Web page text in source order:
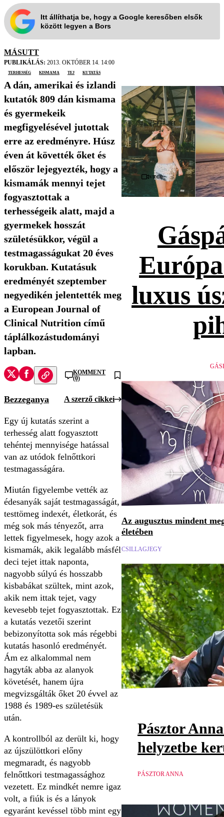
Itt állíthatja be, hogy a Google keresőben elsők
között legyen a Bors
MÁSUTT
PUBLIKÁLÁS: 2013. OKTÓBER 14. 14:00
terhesség
kismama tej kutatás
A dán, amerikai és izlandi
kutatók 809 dán kismama
és gyermekeik
megfigyelésével jutottak
erre az eredményre. Húsz
éven át követték őket és
először lejegyezték, hogy a
kismamák mennyi tejet
fogyasztottak a
terhességeik alatt, majd a
gyermekek hosszát
születésükkor, végül a
testmagasságukat 20 éves
korukban. Kutatásuk
eredményét szeptember
negyedikén jelentették meg
a European Journal of
Clinical Nutrition című
táplálkozástudományi
lapban.
KOMMENT
(0)
Bezzeganya A szerző cikkei
Egy új kutatás szerint a
terhesség alatt fogyasztott
tehéntej mennyisége hatással
van az utódok felnőttkori
testmagasságára.
Miután figyelembe vették az
édesanyák saját testmagasságát,
testtömeg indexét, életkorát, és
még sok más tényezőt, arra
lettek figyelmesek, hogy azok a
kismamák, akik legalább másfél
deci tejet ittak naponta,
nagyobb súlyú és hosszabb
kisbabákat szültek, mint azok,
akik nem ittak tejet, vagy
kevesebb tejet fogyasztottak. Ez
a kutatás vezetői szerint
bebizonyította sok más régebbi
kutatás hasonló eredményét.
Ám ez alkalommal nem
hagyták abba az alanyok
követését, hanem újra
megvizsgálták őket 20 évvel az
1988 és 1989-es születésük
után.
A kontrollból az derült ki, hogy
az újszülöttkori előny
megmaradt, és nagyobb
felnőttkori testmagassághoz
vezetett. Ez mindkét nemre igaz
volt, a fiúk is és a lányok
egyaránt kevéssel több mint egy
Videó
luxus
Az augusztus mindent
életében
CSILLAGJEGY
Pásztor
helyzetbe
PÁSZTOR ANNA